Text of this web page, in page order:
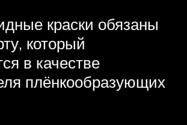
краски обязаны
который
в качестве
плёнкообразующих